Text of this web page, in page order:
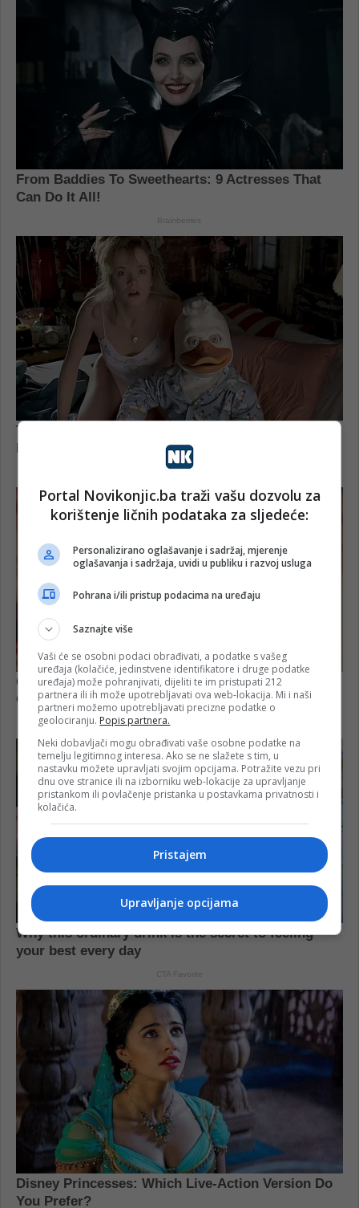
Portal Novikonjic.ba traži vašu dozvolu za
korištenje ličnih podataka za sljedeće:
Personalizirano oglašavanje i sadržaj, mjerenje
oglašavanja i sadržaja, uvidi u publiku i razvoj usluga
Pohrana i/ili pristup podacima na uređaju
Saznajte više
Vaši će se osobni podaci obrađivati, a podatke s vašeg
uređaja (kolačiće, jedinstvene identifikatore i druge podatke
uređaja) može pohranjivati, dijeliti te im pristupati 212
partnera ili ih može upotrebljavati ova web-lokacija. Mi i naši
partneri možemo upotrebljavati precizne podatke o
geolociranju. Popis partnera.
Neki dobavljači mogu obrađivati vaše osobne podatke na
temelju legitimnog interesa. Ako se ne slažete s tim, u
nastavku možete upravljati svojim opcijama. Potražite vezu pri
dnu ove stranice ili na izborniku web-lokacije za upravljanje
pristankom ili povlačenje pristanka u postavkama privatnosti i
kolačića.
Pristajem
Upravljanje opcijama